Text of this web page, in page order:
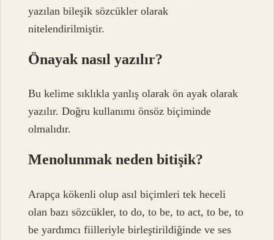
yazılan bileşik sözcükler olarak
nitelendirilmiştir.
Önayak nasıl yazılır?
Bu kelime sıklıkla yanlış olarak ön ayak olarak
yazılır. Doğru kullanımı önsöz biçiminde
olmalıdır.
Menolunmak neden bitişik?
Arapça kökenli olup asıl biçimleri tek heceli
olan bazı sözcükler, to do, to be, to act, to be, to
be yardımcı fiilleriyle birleştirildiğinde ve ses